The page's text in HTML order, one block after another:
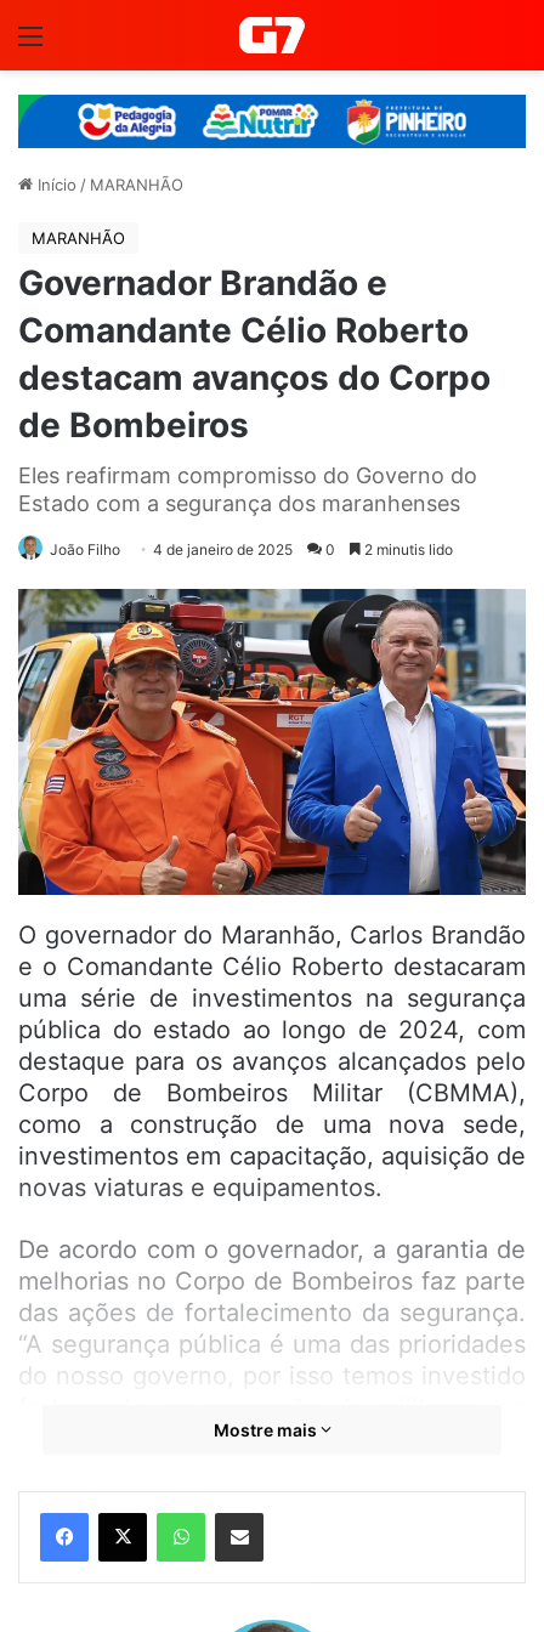
Início / MARANHÃO
MARANHÃO
Governador Brandão e
Comandante Célio Roberto
destacam avanços do Corpo
de Bombeiros
Eles reafirmam compromisso do Governo do
Estado com a segurança dos maranhenses
João Filho 4 de janeiro de 2025 0 2 minutis lido
O governador do Maranhão, Carlos Brandão
e o Comandante Célio Roberto destacaram
uma série de investimentos na segurança
pública do estado ao longo de 2024, com
destaque para os avanços alcançados pelo
Corpo de Bombeiros Militar (CBMMA),
como a construção de uma nova sede,
investimentos em capacitação, aquisição de
novas viaturas e equipamentos.
De acordo com o governador, a garantia de
melhorias no Corpo de Bombeiros faz parte
das ações de fortalecimento da segurança.
“A segurança pública é uma das prioridades
do nosso governo, por isso temos investido
melhoria da infraestrutura e na aquisição de
dar continuidade a essas ações, incluindo a
preparação de um novo concurso”,
ressaltou Carlos Brandão.
Mostre mais